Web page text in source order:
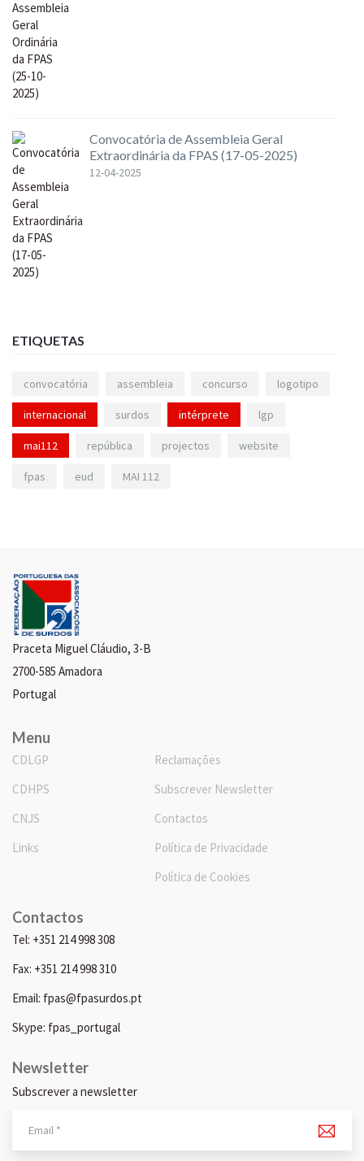
Convocatória de Assembleia Geral
Extraordinária da FPAS (17-05-2025)
12-04-2025
ETIQUETAS
convocatória assembleia concurso logotipo
internacional surdos intérprete lgp
mai112 república projectos website
fpas eud MAI 112
Praceta Miguel Cláudio, 3-B
2700-585 Amadora
Portugal
Menu
CDLGP
CDHPS
CNJS
Links
Reclamações
Subscrever Newsletter
Contactos
Política de Privacidade
Política de Cookies
Contactos
Tel: +351 214 998 308
Fax: +351 214 998 310
Email: fpas@fpasurdos.pt
Skype: fpas_portugal
Newsletter
Subscrever a newsletter